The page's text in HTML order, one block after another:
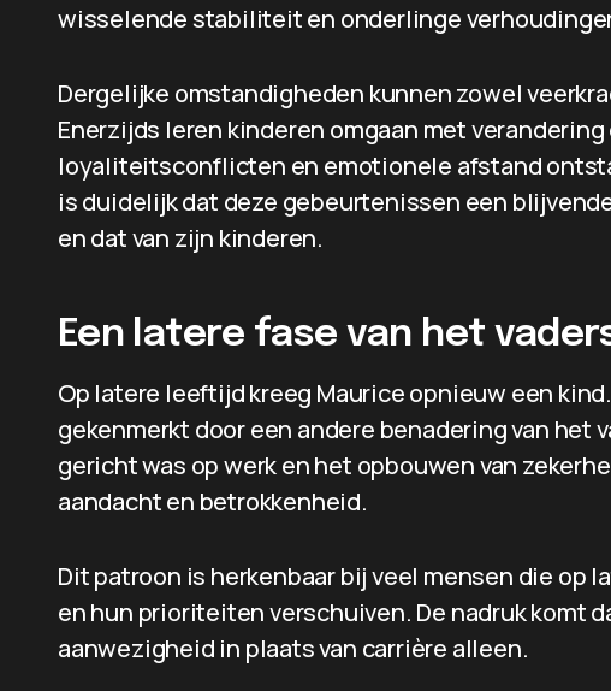
wisselende stabiliteit en onderlinge
Dergelijke omstandigheden kunnen zowel
Enerzijds leren kinderen omgaan met
loyaliteitsconflicten en emotionele afstand
is duidelijk dat deze gebeurtenissen een
en dat van zijn kinderen.
Een latere fase van het
Op latere leeftijd kreeg Maurice opnieuw een
gekenmerkt door een andere benadering van het
gericht was op werk en het opbouwen van
aandacht en betrokkenheid.
Dit patroon is herkenbaar bij veel mensen die op
en hun prioriteiten verschuiven. De nadruk komt
aanwezigheid in plaats van carrière alleen.